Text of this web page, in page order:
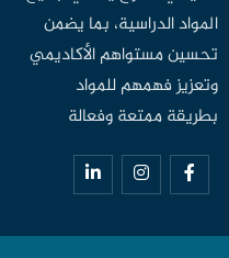
المواد الدراسية، بما يضمن
تحسين مستواهم الأكاديمي
وتعزيز فهمهم للمواد
بطريقة ممتعة وفعالة